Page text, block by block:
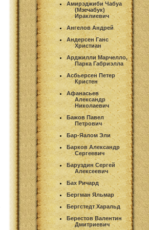
Амирэджиби Чабуа
(Мзечабук)
Ираклиевич
Ангелов Андрей
Андерсен Ганс
Христиан
Арджилли Марчелло,
Парка Габриэлла
Асбьерсен Петер
Кристен
Афанасьев
Александр
Николаевич
Бажов Павел
Петрович
Бар-Яалом Эли
Барков Александр
Сергеевич
Баруздин Сергей
Алексеевич
Бах Ричард
Бергман Яльмар
Бергстедт Харальд
Берестов Валентин
Дмитриевич